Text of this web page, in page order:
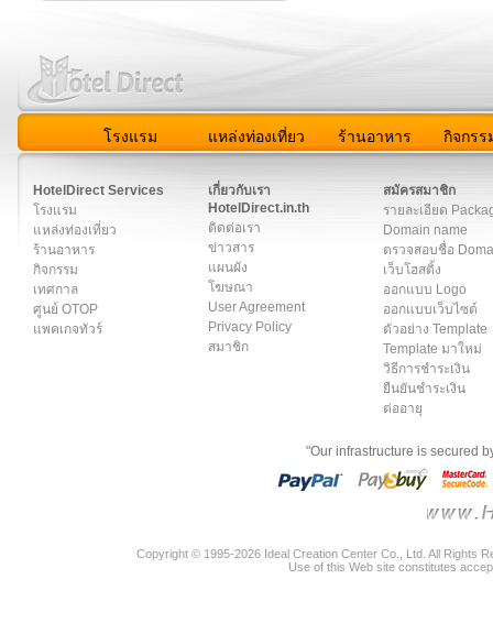
โรงแรม แหล่งท่องเที่ยว ร้านอาหาร กิจกรร
HotelDirect Services
โรงแรม
แหล่งท่องเที่ยว
ร้านอาหาร
กิจกรรม
เทศกาล
ศูนย์ OTOP
แพคเกจทัวร์
เกี่ยวกับเรา
HotelDirect.in.th
ติดต่อเรา
ข่าวสาร
แผนผัง
โฆษณา
User Agreement
Privacy Policy
สมาชิก
สมัครสมาชิก
รายละเอียด
Domain name
ตรวจสอบชื่อ
เว็บโฮสติ้ง
ออกแบบ Logo
ออกแบบเว็บไซต์
ตัวอย่าง Template
Template มาใหม่
วิธีการชำระเงิน
ยืนยันชำระเงิน
ต่ออายุ
"Our infrastructure is secured
Copyright © 1995-2026 Ideal Creation Center Co., Ltd. All Rights
Use of this Web site constitutes